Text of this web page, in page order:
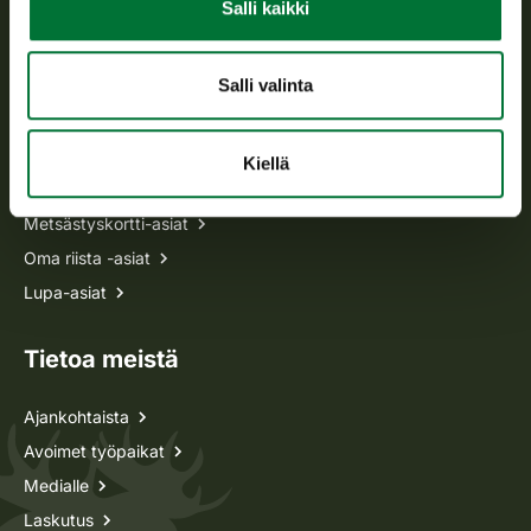
Salli kaikki
Salli valinta
Kiellä
Usein kysytyt kysymykset
Metsästyskortti-asiat
Oma riista -asiat
Lupa-asiat
Tietoa meistä
Ajankohtaista
Avoimet työpaikat
Medialle
Laskutus